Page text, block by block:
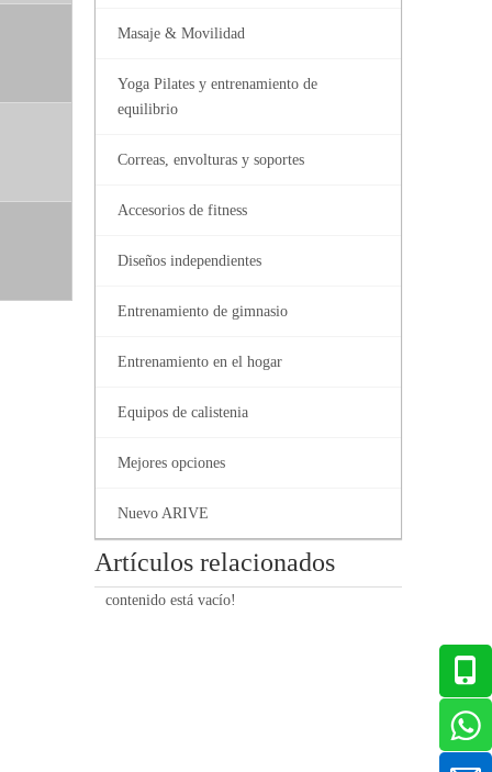
Masaje & Movilidad
Yoga Pilates y entrenamiento de
equilibrio
Correas, envolturas y soportes
Accesorios de fitness
Diseños independientes
Entrenamiento de gimnasio
Entrenamiento en el hogar
Equipos de calistenia
Mejores opciones
Nuevo ARIVE
Artículos relacionados
contenido está vacío!